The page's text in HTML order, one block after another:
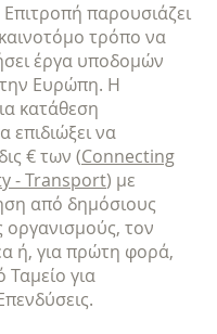
παρουσιάζει
τρόπο να
έργα υποδομών
Ευρώπη. Η
κατάθεση
να
€ των (Connecting
- Transport) με
από δημόσιους
οργανισμούς, τον
ή, για πρώτη φορά,
για